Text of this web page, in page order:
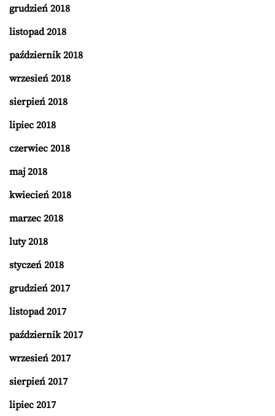
grudzień 2018
listopad 2018
październik 2018
wrzesień 2018
sierpień 2018
lipiec 2018
czerwiec 2018
maj 2018
kwiecień 2018
marzec 2018
luty 2018
styczeń 2018
grudzień 2017
listopad 2017
październik 2017
wrzesień 2017
sierpień 2017
lipiec 2017